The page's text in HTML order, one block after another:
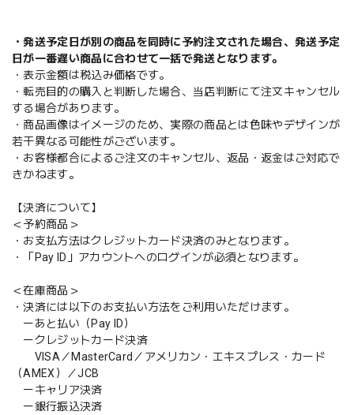
・発送予定日が別の商品を同時に予約注文された場合、発送予定
日が一番遅い商品に合わせて一括で発送となります。
・表示金額は税込み価格です。
・転売目的の購入と判断した場合、当店判断にて注文キャンセル
する場合があります。
・商品画像はイメージのため、実際の商品とは色味やデザインが
若干異なる可能性がございます。
・お客様都合によるご注文のキャンセル、返品・返金はご対応で
きかねます。
【決済について】
＜予約商品＞
・お支払方法はクレジットカード決済のみとなります。
・「Pay ID」アカウントへのログインが必須となります。
＜在庫商品＞
・決済には以下のお支払い方法をご利用いただけます。
ーあと払い（Pay ID）
ークレジットカード決済
VISA／MasterCard／アメリカン・エキスプレス・カード
（AMEX）／JCB
ーキャリア決済
ー銀行振込決済